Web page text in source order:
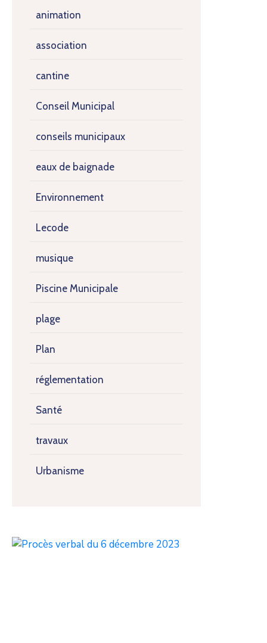
animation
association
cantine
Conseil Municipal
conseils municipaux
eaux de baignade
Environnement
Lecode
musique
Piscine Municipale
plage
Plan
réglementation
Santé
travaux
Urbanisme